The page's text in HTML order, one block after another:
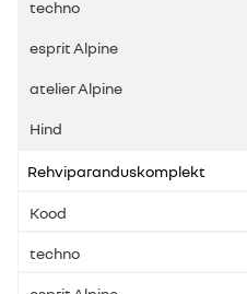
Rehviparanduskomplekt